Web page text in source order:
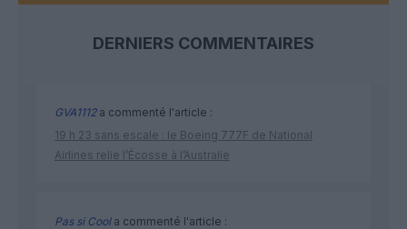
DERNIERS COMMENTAIRES
GVA1112a commenté l'article :
19 h 23 sans escale : le Boeing 777F de National
Airlines relie l’Écosse à l’Australie
Pas si Coola commenté l'article :